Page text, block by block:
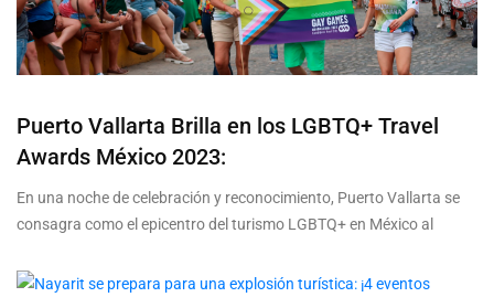
Puerto Vallarta Brilla en los LGBTQ+ Travel
Awards México 2023:
En una noche de celebración y reconocimiento, Puerto Vallarta se
consagra como el epicentro del turismo LGBTQ+ en México al